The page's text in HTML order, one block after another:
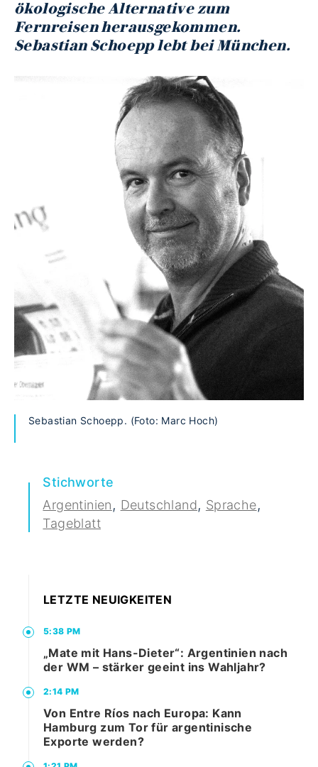
ökologische Alternative zum
Fernreisen herausgekommen.
Sebastian Schoepp lebt bei München.
Sebastian Schoepp. (Foto: Marc Hoch)
Stichworte
Argentinien, Deutschland, Sprache,
Tageblatt
LETZTE NEUIGKEITEN
5:38 PM
„Mate mit Hans-Dieter“: Argentinien nach
der WM – stärker geeint ins Wahljahr?
2:14 PM
Von Entre Ríos nach Europa: Kann
Hamburg zum Tor für argentinische
Exporte werden?